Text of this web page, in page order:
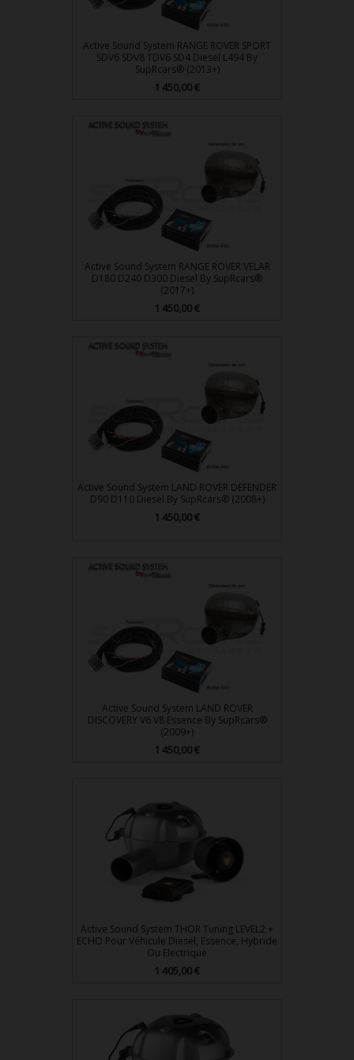
Active Sound System RANGE ROVER SPORT
SDV6 SDV8 TDV6 SD4 Diesel L494 By
SupRcars® (2013+)
Prix
1 450,00 €
Active Sound System RANGE ROVER VELAR
D180 D240 D300 Diesel By SupRcars®
(2017+)
Prix
1 450,00 €
Active Sound System LAND ROVER DEFENDER
D90 D110 Diesel By SupRcars® (2008+)
Prix
1 450,00 €
Active Sound System LAND ROVER
DISCOVERY V6 V8 Essence By SupRcars®
(2009+)
Prix
1 450,00 €
Active Sound System THOR Tuning LEVEL2 +
ECHO Pour Véhicule Diesel, Essence, Hybride
Ou Electrique
Prix
1 405,00 €